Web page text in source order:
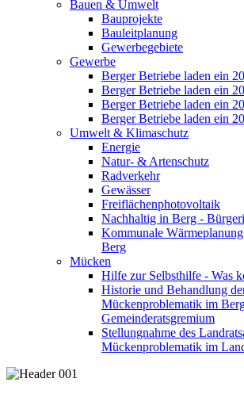
Bauen & Umwelt
Bauprojekte
Bauleitplanung
Gewerbegebiete
Gewerbe
Berger Betriebe laden ein
Berger Betriebe laden ein
Berger Betriebe laden ein
Berger Betriebe laden ein
Umwelt & Klimaschutz
Energie
Natur- & Artenschutz
Radverkehr
Gewässer
Freiflächenphotovoltaik
Nachhaltig in Berg -
Kommunale
Berg
Mücken
Hilfe zur Selbsthilfe - Was
Historie und Behandlung
Mückenproblematik im
Gemeinderatsgremium
Stellungnahme des
Mückenproblematik im